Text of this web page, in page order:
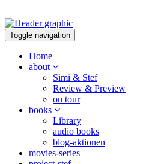
Toggle navigation
Home
about
Simi & Stef
Review & Preview
on tour
books
Library
audio books
blog-aktionen
movies-series